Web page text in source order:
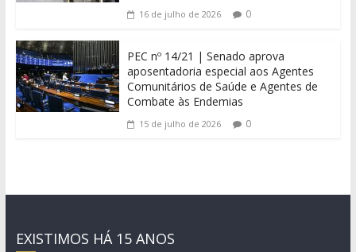
16 de julho de 2026 0
PEC nº 14/21 | Senado aprova
aposentadoria especial aos Agentes
Comunitários de Saúde e Agentes de
Combate às Endemias
15 de julho de 2026 0
EXISTIMOS HÁ 15 ANOS